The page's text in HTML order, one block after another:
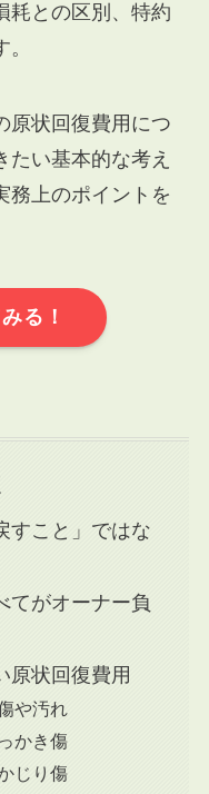
耗との区別、特約
原状回復費用につ
たい基本的な考え
務上のポイントを
る！
すこと」ではな
てがオーナー負
原状回復費用
や汚れ
かき傷
じり傷